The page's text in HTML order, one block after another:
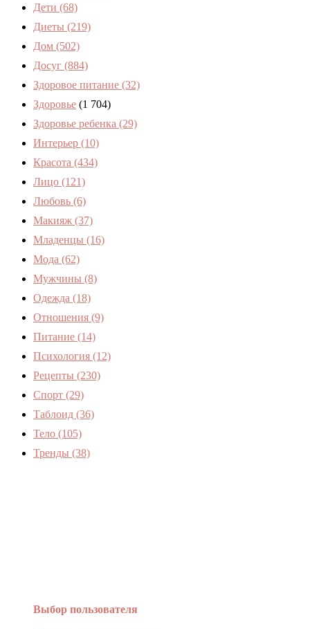
Дети (68)
Диеты (219)
Дом (502)
Досуг (884)
Здоровое питание (32)
Здоровье (1 704)
Здоровье ребенка (29)
Интерьер (10)
Красота (434)
Лицо (121)
Любовь (6)
Макияж (37)
Младенцы (16)
Мода (62)
Мужчины (8)
Одежда (18)
Отношения (9)
Питание (14)
Психология (12)
Рецепты (230)
Спорт (29)
Таблоид (36)
Тело (105)
Тренды (38)
Выбор пользователя